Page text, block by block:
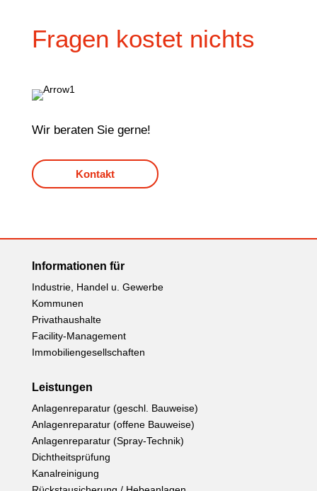
Fragen kostet nichts
Wir beraten Sie gerne!
Kontakt
Informationen für
Industrie, Handel u. Gewerbe
Kommunen
Privathaushalte
Facility-Management
Immobiliengesellschaften
Leistungen
Anlagenreparatur (geschl. Bauweise)
Anlagenreparatur (offene Bauweise)
Anlagenreparatur (Spray-Technik)
Dichtheitsprüfung
Kanalreinigung